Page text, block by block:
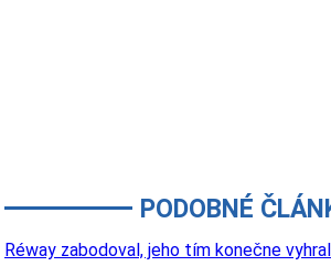
PODOBNÉ
Réway zabodoval, jeho tím konečne vyhral